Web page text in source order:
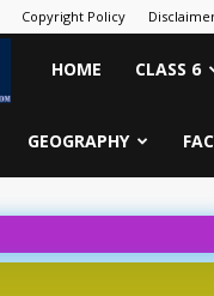
Copyright Policy
Bhugol
Shiksha
HOME CLASS 6
GEOGRAPHY